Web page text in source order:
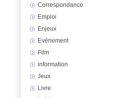
Correspondance
Emploi
Enjeux
Evénement
Film
information
Jeux
Livre